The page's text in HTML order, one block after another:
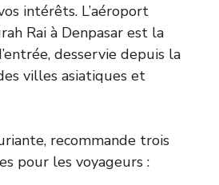
intérêts. L’aéroport
Rai à Denpasar est la
desservie depuis la
villes asiatiques et
recommande trois
pour les voyageurs :